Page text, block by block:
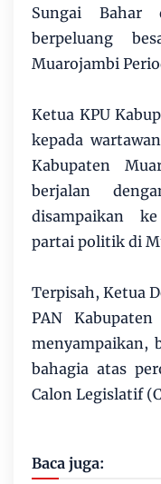
Sungai Bahar
berpeluang
Muarojambi
Ketua KPU
kepada
Kabupaten
berjalan
disampaikan
partai politik di
Terpisah, Ketua
PAN
menyampaikan,
bahagia atas
Calon Legislatif
Baca juga: